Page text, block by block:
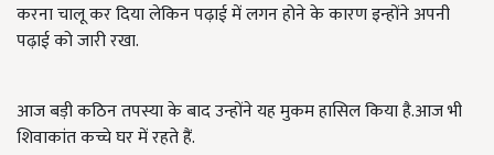
करना चालू कर दिया लेकिन पढ़ाई में लगन होने के कारण इन्होंने अपनी
पढ़ाई को जारी रखा.
आज बड़ी कठिन तपस्या के बाद उन्होंने यह मुकम हासिल किया है.आज भी
शिवाकांत कच्चे घर में रहते हैं.